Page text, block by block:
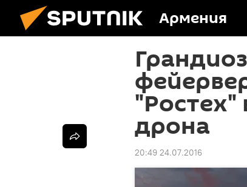
Армения
"Ростех"
дрона
20:49 24.07.2016